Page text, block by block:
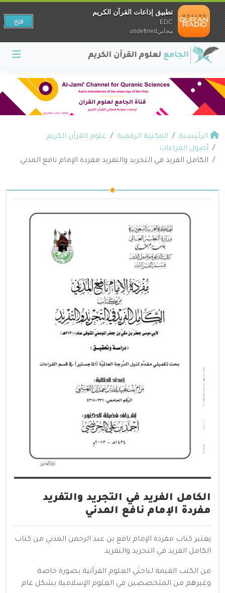
الرئيسية المكتبة الرقمية
علوم القرآن الكريم
أصول القراءات
الكامل الفريد في التجريد والتفريد مفردة الإمام نافع المدني
الكامل الفريد في التجريد والتفريد
مفردة الإمام نافع المدني
يعتبر كتاب مفردة الإمام نافع بن عبد الرحمن المدني من كتاب
الكامل الفريد في التجريد والتفريد
من الكتب القيمة لباحثي العلوم القرآنية بصورة خاصة
وغيرهم من المتخصصين في العلوم الإسلامية بشكل عام
تطبيق إذاعات القرآن الكريم
EDC
مجانيundefined
فتح